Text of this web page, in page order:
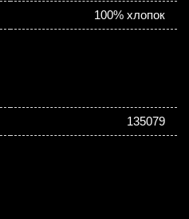
100% хлопок
135079